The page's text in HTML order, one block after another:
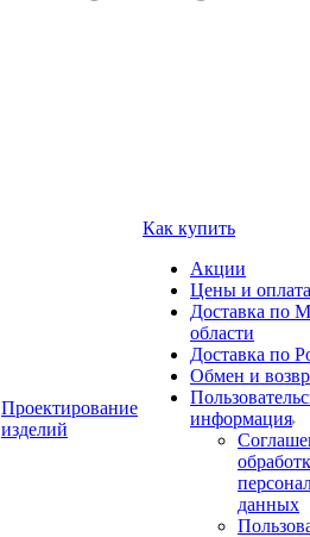
Проектирование
изделий
Как купить
Акции
Цены и оплата
Доставка по
области
Доставка по
Обмен и
информация
данных